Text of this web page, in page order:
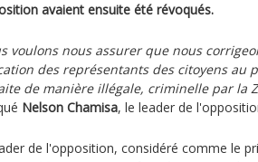
avaient ensuite été révoqués.
voulons nous assurer que nous
des représentants des citoyens au
de manière illégale, criminelle par la
Nelson Chamisa, le leader de
de l'opposition, considéré comme le